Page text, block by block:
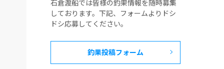
石倉渡船では皆様の釣果情報を随時募集
しております。下記、フォームよりドシ
ドシ応募してください。
釣果投稿フォーム